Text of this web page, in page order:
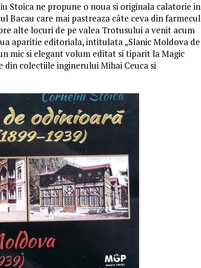
Stoica ne propune o noua si originala calatorie in
care mai pastreaza câte ceva din farmecul
alte locuri de pe valea Trotusului a venit acum
aparitie editoriala, intitulata „Slanic Moldova de
mic si elegant volum editat si tiparit la Magic
colectiile inginerului Mihai Ceuca si